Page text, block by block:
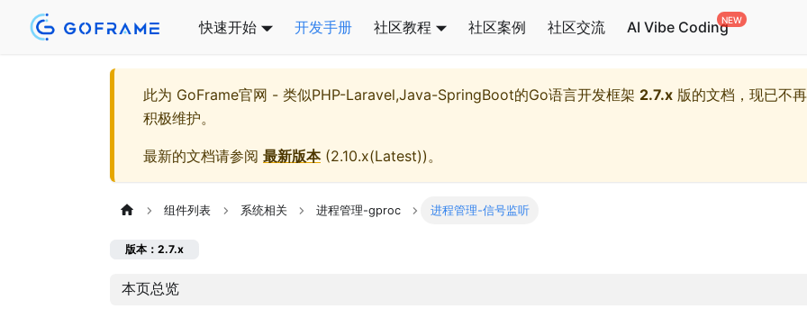
快速开始 开发手册 社区教程 社区案例 社区交流 AI Vibe Coding
此为 GoFrame官网 - 类似PHP-Laravel,Java-SpringBoot的Go语言开发框架 2.7.x 版的文档，现已不再
积极维护。
最新的文档请参阅 最新版本(2.10.x(Latest))。
组件列表 系统相关 进程管理-gproc 进程管理-信号监听
版本：2.7.x
本页总览